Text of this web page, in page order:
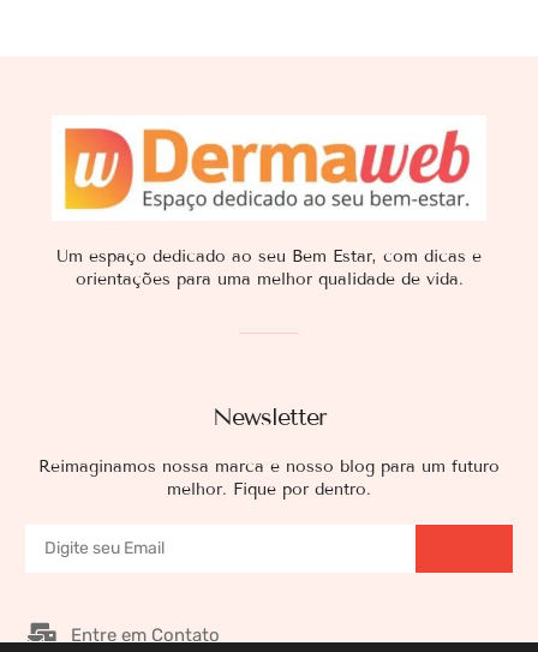
Newsletter
Reimaginamos nossa marca e nosso blog para um futuro
melhor. Fique por dentro.
Um espaço dedicado ao seu Bem Estar, com dicas e
orientações para uma melhor qualidade de vida.
Entre em Contato